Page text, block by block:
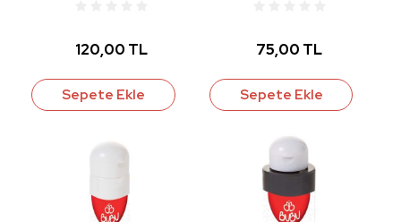
120,00 TL
Sepete Ekle
75,00 TL
Sepete Ekle